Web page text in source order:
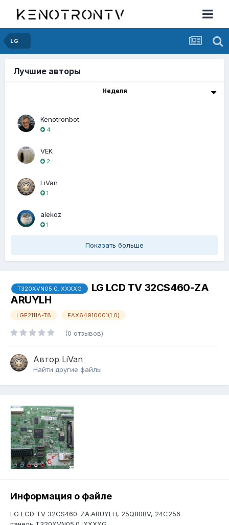
LG
Лучшие авторы
Неделя
Kenotronbot
4
VEK
2
LiVan
1
alekoz
1
Показать больше
T320XVN05.0. XXXXG
LG LCD TV 32CS460-ZA
ARUYLH
LGE2111A-T8 EAX64910001(1.0)
(0 отзывов)
Автор LiVan
Найти другие файлы
Информация о файле
LG LCD TV 32CS460-ZA.ARUYLH, 25Q80BV, 24C256